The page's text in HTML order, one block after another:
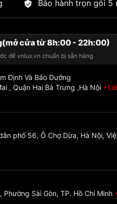
Bảo hành trọn gói 5
cửa từ 8h:00 - 22h:00)
để vnlux.vn chuẩn bị sẵn hàng
Định Và Bảo Dưỡng
, Quận Hai Bà Trưng ,Hà Nội
phố 56, Ô Chợ Dừa, Hà Nội,
Sài Gòn, TP. Hồ Chí Minh